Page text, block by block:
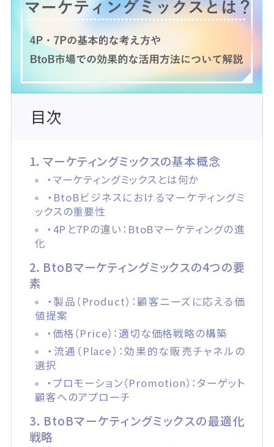
目次
1．マーケティングミックスの基本概念
・マーケティングミックスとは何か
・BtoBビジネスにおけるマーケティングミ
ックスの重要性
・4Pと7Pの違い：BtoBマーケティングの進
化
2．BtoBマーケティングミックスの4つの要
素
・製品（Product）：顧客ニーズに応える価
値提案
・価格（Price）：適切な価格戦略の構築
・流通（Place）：効果的な販売チャネルの
選択
・プロモーション（Promotion）：ターゲット
顧客へのアプローチ
3．BtoBマーケティングミックスの最適化
戦略